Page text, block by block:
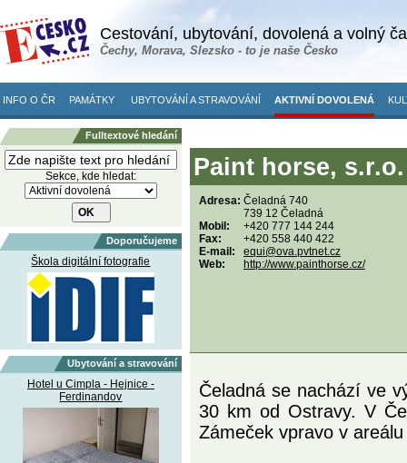
Cestování, ubytování, dovolená a volný
Čechy, Morava, Slezsko - to je naše Česko
INFO O ČR PAMÁTKY UBYTOVÁNÍ A STRAVOVÁNÍ AKTIVNÍ DOVOLENÁ
Fulltextové hledání
Sekce, kde hledat:
Doporučujeme
Škola digitální fotografie
Ubytování a stravování
Hotel u Cimpla - Hejnice -
Ferdinandov
Paint horse,
Adresa: Čeladná 740
739 12 Čeladná
Mobil:
+420 777 144 244
Fax:
+420 558 440 422
E-mail:
equi@ova.pvtnet.cz
Web:
http://www.painthorse.cz/
Čeladná se nachází ve
30 km od Ostravy. V
Zámeček vpravo v